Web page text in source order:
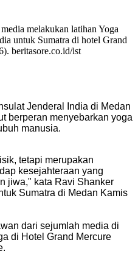
melakukan latihan Yoga
untuk Sumatra di hotel Grand
beritasore.co.id/ist
Jenderal India di Medan
berperan menyebarkan yoga
manusia.
tetapi merupakan
kesejahteraan yang
jiwa," kata Ravi Shanker
Sumatra di Medan Kamis
dari sejumlah media di
di Hotel Grand Mercure